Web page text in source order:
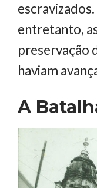
entretanto,
preservação
haviam
A